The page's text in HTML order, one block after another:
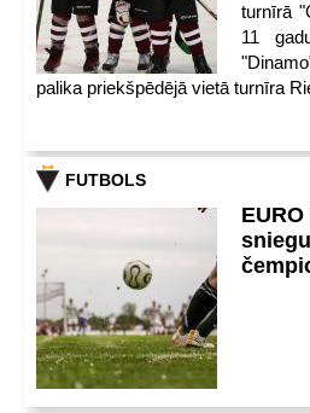
turnīrā
11
palika priekšpēdējā vietā turnīra
FUTBOLS